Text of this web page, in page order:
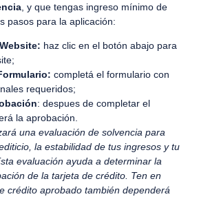
, y que tengas ingreso mínimo de
pasos para la aplicación:
haz clic en el botón abajo para
completá el formulario con
requeridos;
: despues de completar el
la aprobación.
una evaluación de solvencia para
la estabilidad de tus ingresos y tu
evaluación ayuda a determinar la
de la tarjeta de crédito. Ten en
crédito aprobado también dependerá